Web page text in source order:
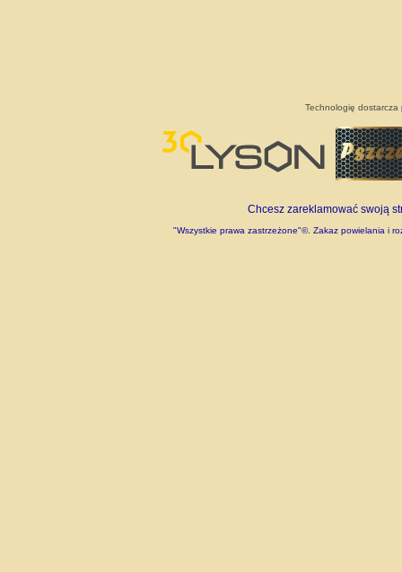
Technologię dostarcza
Chcesz zareklamować swoją
"Wszystkie prawa zastrzeżone"©. Zakaz powielania i